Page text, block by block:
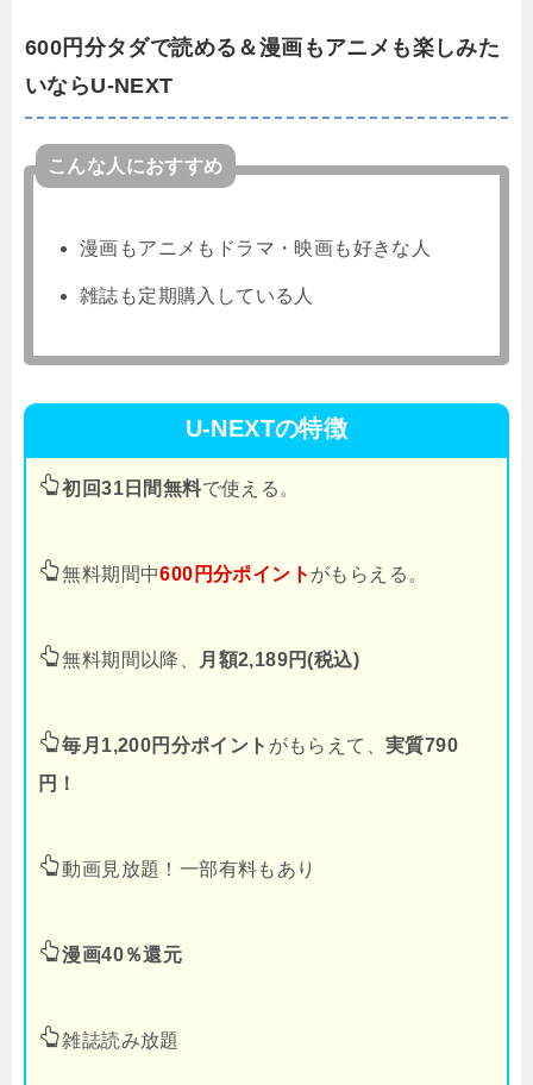
600円分タダで読める＆漫画もアニメも楽しみた
いならU-NEXT
こんな人におすすめ
漫画もアニメもドラマ・映画も好きな人
雑誌も定期購入している人
U-NEXTの特徴
初回31日間無料で使える。
無料期間中600円分ポイント がもらえる。
無料期間以降、 月額2,189円(税込)
毎月1,200円分ポイント がもらえて、実質790
円！
動画見放題！一部有料もあり
漫画40％還元
雑誌読み放題